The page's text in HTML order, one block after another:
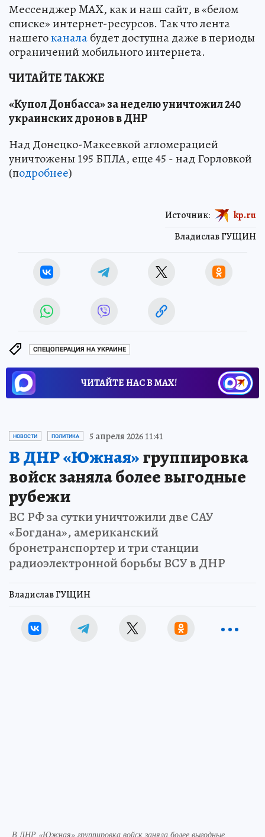
Мессенджер MAX, как и наш сайт, в «белом
списке» интернет-ресурсов. Так что лента
нашегоканалабудет доступна даже в периоды
ограничений мобильного интернета.
ЧИТАЙТЕ ТАКЖЕ
«Купол Донбасса» за неделю уничтожил 240
украинских дронов в ДНР
Над Донецко-Макеевкой агломерацией
уничтожены 195 БПЛА, еще 45 - над Горловкой
(подробнее)
Владислав ГУЩИН
Источник: kp.ru
СПЕЦОПЕРАЦИЯ НА УКРАИНЕ
ЧИТАЙТЕ НАС В МАХ!
НОВОСТИ ПОЛИТИКА 5 апреля 2026 11:41
В ДНР «Южная»группировка
войск заняла более выгодные
рубежи
ВС РФ за сутки уничтожили две САУ
«Богдана», американский
бронетранспортер и три станции
радиоэлектронной борьбы ВСУ в ДНР
Владислав ГУЩИН
В ДНР «Южная» группировка войск заняла более выгодные